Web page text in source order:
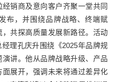
销商及意向客户齐聚一堂共同
布，并围绕品牌战略、终端赋
共探高质量发展新路径。活动
理孔庆升围绕《2025年品牌规
讲。他从品牌战略升级、产品
展开，强调未来将通过差异化